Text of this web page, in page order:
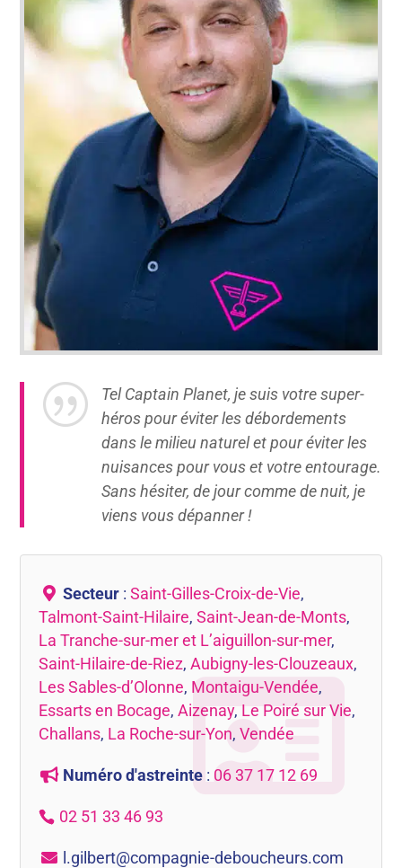
|
Tel Captain Planet, je suis votre super-
héros pour éviter les débordements
dans le milieu naturel et pour éviter les
nuisances pour vous et votre entourage.
Sans hésiter, de jour comme de nuit, je
viens vous dépanner !
Secteur: Saint-Gilles-Croix-de-Vie,
Talmont-Saint-Hilaire,Saint-Jean-de-Monts,
La Tranche-sur-mer et L’aiguillon-sur-mer,
Saint-Hilaire-de-Riez,Aubigny-les-Clouzeaux,
Les Sables-d’Olonne, Montaigu-Vendée,
Essarts en Bocage,Aizenay, Le Poiré sur Vie,
Challans, La Roche-sur-Yon,Vendée
Numéro d'astreinte: 06 37 17 12 69
02 51 33 46 93
l.gilbert@compagnie-deboucheurs.com